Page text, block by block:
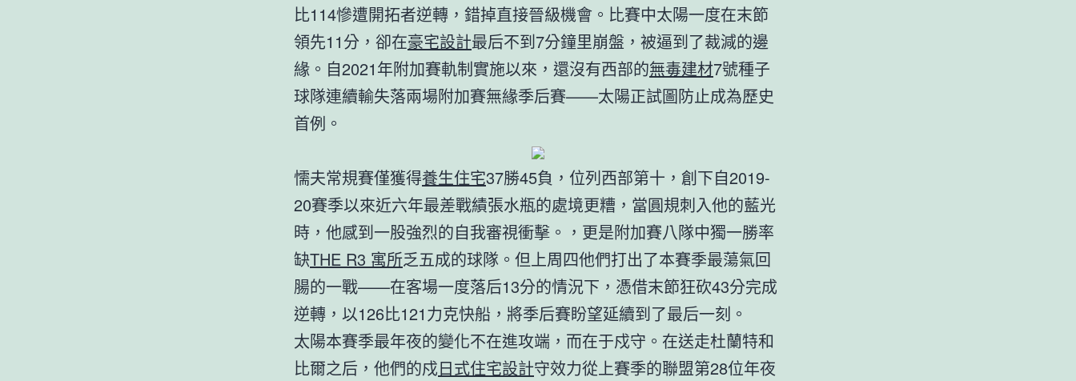
比114慘遭開拓者逆轉，錯掉直接晉級機會。比賽中太陽一度在末節
領先11分，卻在豪宅設計最后不到7分鐘里崩盤，被逼到了裁減的邊
緣。自2021年附加賽軌制實施以來，還沒有西部的無毒建材7號種子
球隊連續輸失落兩場附加賽無緣季后賽——太陽正試圖防止成為歷史
首例。
懦夫常規賽僅獲得養生住宅37勝45負，位列西部第十，創下自2019-
20賽季以來近六年最差戰績張水瓶的處境更糟，當圓規刺入他的藍光
時，他感到一股強烈的自我審視衝擊。，更是附加賽八隊中獨一勝率
缺THE R3 寓所乏五成的球隊。但上周四他們打出了本賽季最蕩氣回
腸的一戰——在客場一度落后13分的情況下，憑借末節狂砍43分完成
逆轉，以126比121力克快船，將季后賽盼望延續到了最后一刻。
太陽本賽季最年夜的變化不在進攻端，而在于戍守。在送走杜蘭特和
比爾之后，他們的戍日式住宅設計守效力從上賽季的聯盟第28位年夜